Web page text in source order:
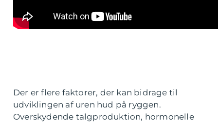
Der er flere faktorer, der kan bidrage til
udviklingen af uren hud på ryggen.
Overskydende talgproduktion, hormonelle